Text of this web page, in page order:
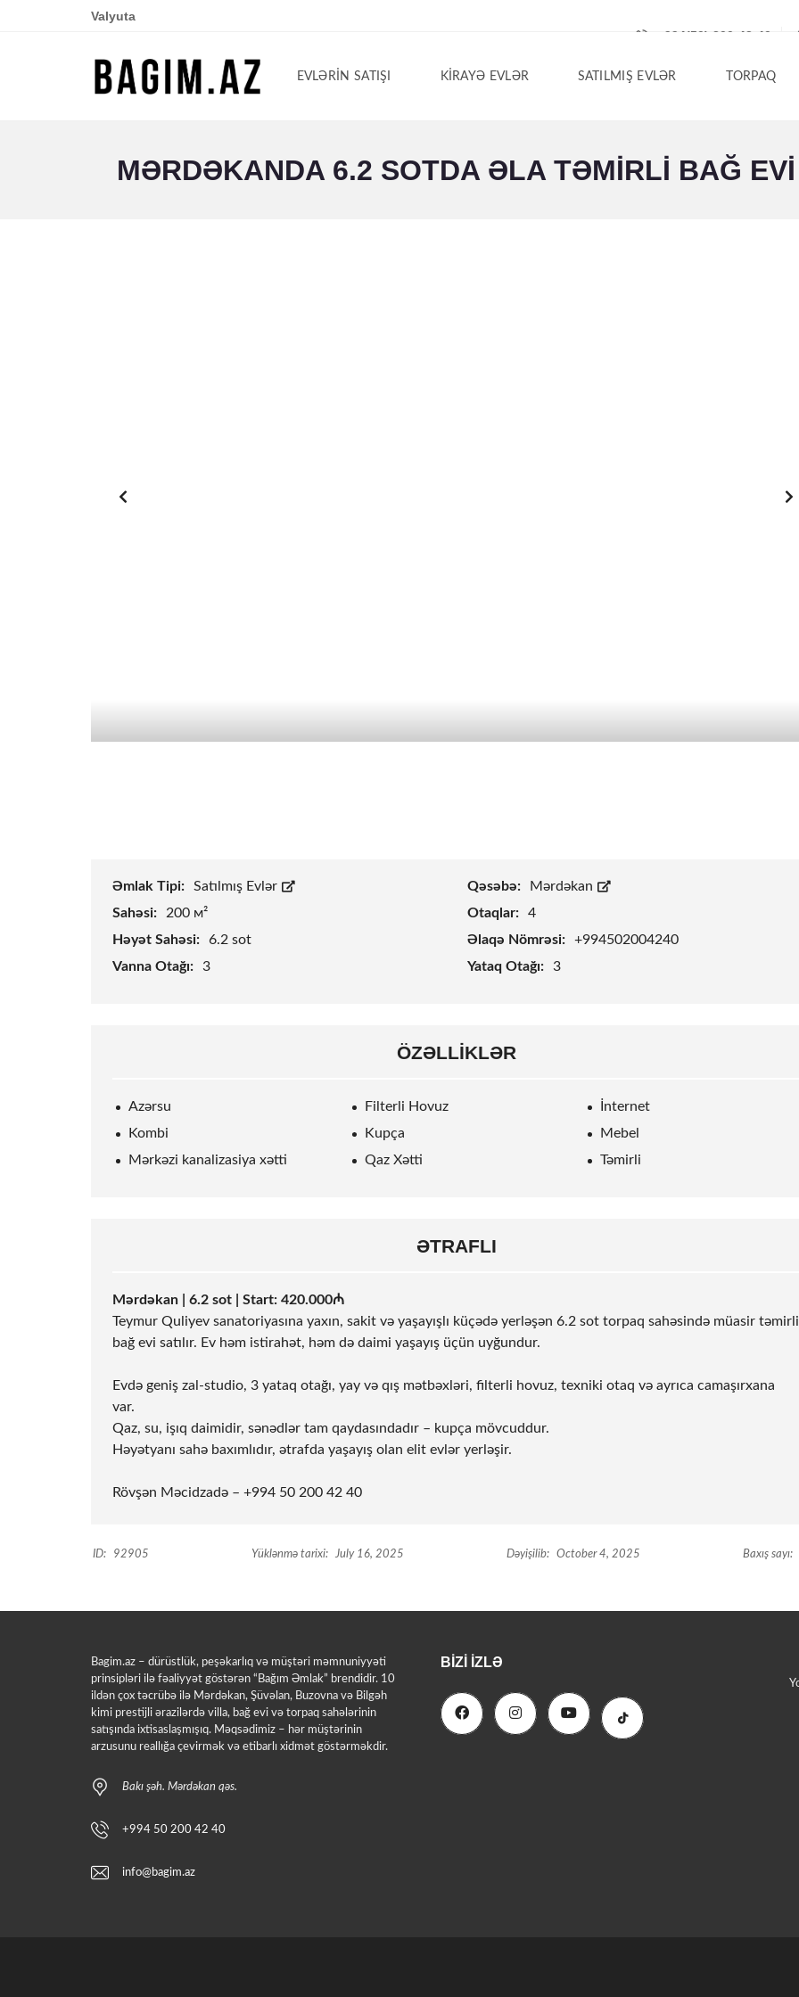
Valyuta
+994(50) 200-42-40
EVLƏRIN SATIŞI KIRAYƏ EVLƏR SATILMIŞ EVLƏR TORPAQ
MƏRDƏKANDA 6.2 SOTDA ƏLA TƏMIRLI BAĞ
Əmlak Tipi: Satılmış Evlər Qəsəbə:
Mərdəkan
Sahəsi:
200 м² Otaqlar:
4
Həyət Sahəsi:
6.2 sot Əlaqə Nömrəsi:
+994502004240
Vanna Otağı:
3 Yataq Otağı: 3
ÖZƏLLIKLƏR
Azərsu Filterli Hovuz
İnternet
Kombi
Kupça
Mebel
Mərkəzi kanalizasiya xətti
Qaz Xətti Təmirli
ƏTRAFLI
Mərdəkan | 6.2 sot | Start: 420.000₼
Teymur Quliyev sanatoriyasına yaxın, sakit və yaşayışlı küçədə yerləşən 6.2 sot torpaq sahəsində müasir təmirli
bağ evi satılır. Ev həm istirahət, həm də daimi yaşayış üçün uyğundur.
Evdə geniş zal-studio, 3 yataq otağı, yay və qış mətbəxləri, filterli hovuz, texniki otaq və ayrıca camaşırxana
var.
Qaz, su, işıq daimidir, sənədlər tam qaydasındadır – kupça mövcuddur.
Həyətyanı sahə baxımlıdır, ətrafda yaşayış olan elit evlər yerləşir.
Rövşən Məcidzadə – +994 50 200 42 40
ID: 92905 Yüklənmə tarixi: July 16, 2025 Dəyişilib: October 4, 2025 Baxış sayı:
Bagim.az – dürüstlük, peşəkarlıq və müştəri məmnuniyyəti
prinsipləri ilə fəaliyyət göstərən “Bağım Əmlak” brendidir. 10
ildən çox təcrübə ilə Mərdəkan, Şüvəlan, Buzovna və Bilgəh
kimi prestijli ərazilərdə villa, bağ evi və torpaq sahələrinin
satışında ixtisaslaşmışıq. Məqsədimiz – hər müştərinin
arzusunu reallığa çevirmək və etibarlı xidmət göstərməkdir.
Bakı şəh. Mərdəkan qəs.
+994 50 200 42 40
info@bagim.az
BIZI İZLƏ